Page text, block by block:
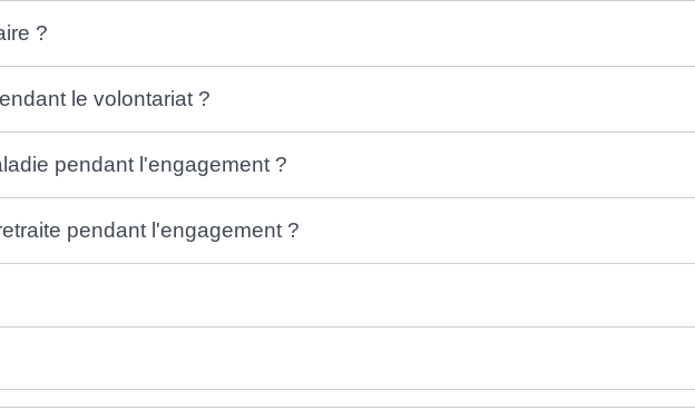
?
le volontariat ?
pendant l'engagement ?
pendant l'engagement ?